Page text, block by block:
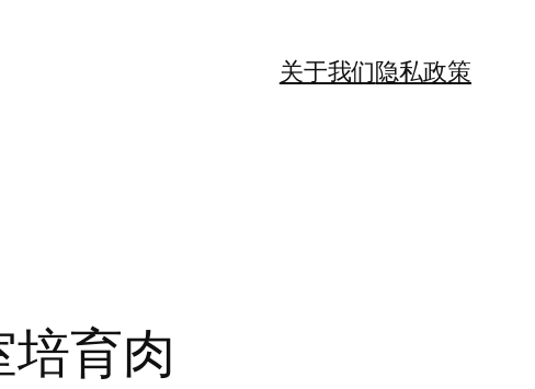
关于我们隐私政策
育肉